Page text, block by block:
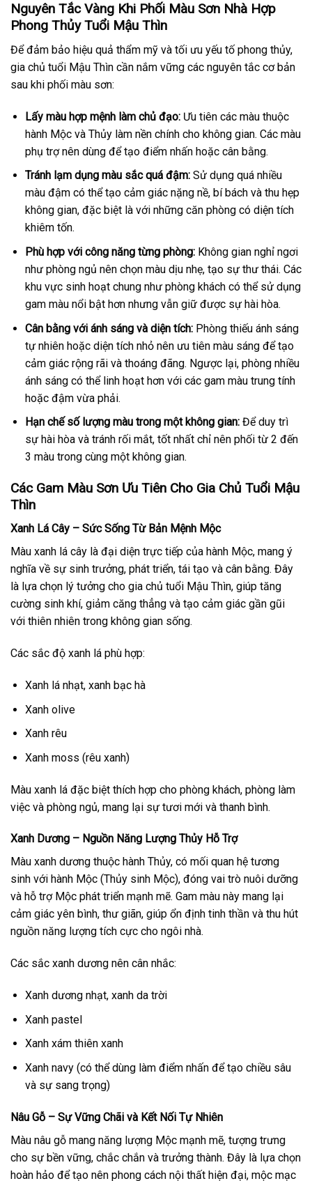
Nguyên Tắc Vàng Khi Phối Màu Sơn Nhà Hợp
Phong Thủy Tuổi Mậu Thìn
Để đảm bảo hiệu quả thẩm mỹ và tối ưu yếu tố phong thủy,
gia chủ tuổi Mậu Thìn cần nắm vững các nguyên tắc cơ bản
sau khi phối màu sơn:
Lấy màu hợp mệnh làm chủ đạo:Ưu tiên các màu thuộc
hành Mộc và Thủy làm nền chính cho không gian. Các màu
phụ trợ nên dùng để tạo điểm nhấn hoặc cân bằng.
Tránh lạm dụng màu sắc quá đậm:Sử dụng quá nhiều
màu đậm có thể tạo cảm giác nặng nề, bí bách và thu hẹp
không gian, đặc biệt là với những căn phòng có diện tích
khiêm tốn.
Phù hợp với công năng từng phòng:Không gian nghỉ ngơi
như phòng ngủ nên chọn màu dịu nhẹ, tạo sự thư thái. Các
khu vực sinh hoạt chung như phòng khách có thể sử dụng
gam màu nổi bật hơn nhưng vẫn giữ được sự hài hòa.
Cân bằng với ánh sáng và diện tích:Phòng thiếu ánh sáng
tự nhiên hoặc diện tích nhỏ nên ưu tiên màu sáng để tạo
cảm giác rộng rãi và thoáng đãng. Ngược lại, phòng nhiều
ánh sáng có thể linh hoạt hơn với các gam màu trung tính
hoặc đậm vừa phải.
Hạn chế số lượng màu trong một không gian:Để duy trì
sự hài hòa và tránh rối mắt, tốt nhất chỉ nên phối từ 2 đến
3 màu trong cùng một không gian.
Các Gam Màu Sơn Ưu Tiên Cho Gia Chủ Tuổi Mậu
Thìn
Xanh Lá Cây – Sức Sống Từ Bản Mệnh Mộc
Màu xanh lá cây là đại diện trực tiếp của hành Mộc, mang ý
nghĩa về sự sinh trưởng, phát triển, tái tạo và cân bằng. Đây
là lựa chọn lý tưởng cho gia chủ tuổi Mậu Thìn, giúp tăng
cường sinh khí, giảm căng thẳng và tạo cảm giác gần gũi
với thiên nhiên trong không gian sống.
Các sắc độ xanh lá phù hợp:
Xanh lá nhạt, xanh bạc hà
Xanh olive
Xanh rêu
Xanh moss (rêu xanh)
Màu xanh lá đặc biệt thích hợp cho phòng khách, phòng làm
việc và phòng ngủ, mang lại sự tươi mới và thanh bình.
Xanh Dương – Nguồn Năng Lượng Thủy Hỗ Trợ
Màu xanh dương thuộc hành Thủy, có mối quan hệ tương
sinh với hành Mộc (Thủy sinh Mộc), đóng vai trò nuôi dưỡng
và hỗ trợ Mộc phát triển mạnh mẽ. Gam màu này mang lại
cảm giác yên bình, thư giãn, giúp ổn định tinh thần và thu hút
nguồn năng lượng tích cực cho ngôi nhà.
Các sắc xanh dương nên cân nhắc:
Xanh dương nhạt, xanh da trời
Xanh pastel
Xanh xám thiên xanh
Xanh navy (có thể dùng làm điểm nhấn để tạo chiều sâu
và sự sang trọng)
Nâu Gỗ – Sự Vững Chãi và Kết Nối Tự Nhiên
Màu nâu gỗ mang năng lượng Mộc mạnh mẽ, tượng trưng
cho sự bền vững, chắc chắn và trưởng thành. Đây là lựa chọn
hoàn hảo để tạo nên phong cách nội thất hiện đại, mộc mạc